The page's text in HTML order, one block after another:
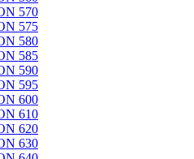
570
575
580
585
590
595
600
610
620
630